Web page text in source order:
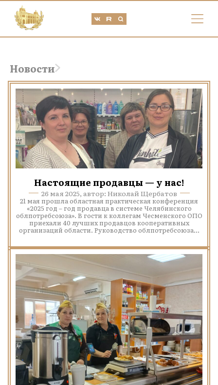
Новости
Настоящие продавцы — у нас!
26 мая 2025, автор: Николай Щербатов
21 мая прошла областная практическая конференция
«2025 год – год продавца в системе Челябинского
облпотребсоюза». В гости к коллегам Чесменского ОПО
приехали 40 лучших продавцов кооперативных
организаций области. Руководство облпотребсоюза...